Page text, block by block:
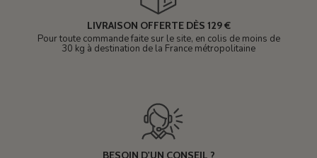
LIVRAISON OFFERTE DÈS 129 €
Pour toute commande faite sur le site, en colis de moins de
30 kg à destination de la France métropolitaine
BESOIN D'UN CONSEIL ?